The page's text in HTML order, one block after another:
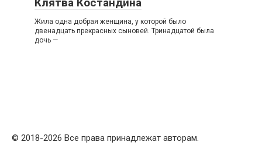
Жила одна добрая женщина, у которой было
двенадцать прекрасных сыновей. Тринадцатой была
дочь —
© 2018-2026 Все права принадлежат авторам.